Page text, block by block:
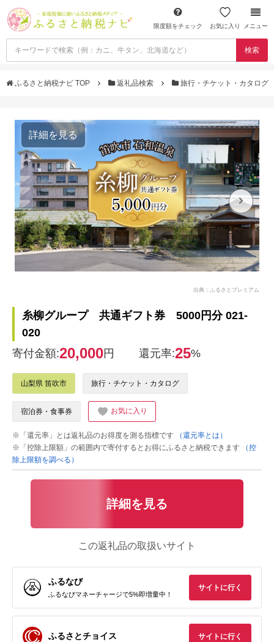
限度額をチェック お気に入り メニュー
検索
ふるさと納税ナビ TOP 返礼品検索 旅行・チケット・カタログ
詳細を見る
出典：ふるさとプレミアム
糸柳グループ 共通ギフト券 5000円分 021-
020
寄付金額:20,000円 還元率:25%
山梨県 笛吹市 旅行・チケット・カタログ
宿泊券・食事券 お気に入り
※「還元率」とは返礼品のお得度を測る指標です
（還元率とは）
※「控除上限額」の範囲内で寄付するとお得にふるさと納税できます
（控
除上限額を調べる）
詳細を見る
この返礼品の取扱いサイト
ふるなび
ふるなびマネーチャージで5%即増量中！
サイトに行く
ふるさとチョイス サイトに行く